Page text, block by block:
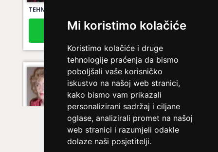
Mi koristimo kolačiće
Koristimo kolačiće i druge
tehnologije praćenja da bismo
poboljšali vaše korisničko
iskustvo na našoj web stranici,
kako bismo vam prikazali
personalizirani sadržaj i ciljane
oglase, analizirali promet na našoj
web stranici i razumjeli odakle
dolaze naši posjetitelji.
TEHNIKE:
Broj tel: 064/600-600
tel:0,93€ - mob:1,12€ min
DINA/ Kod 38
Ljubavni savjetnik je slobodan
TEHNIKE: ljubavni savjeti
Broj tel: 064/600-600
tel:0,93€ - mob:1,12€ min